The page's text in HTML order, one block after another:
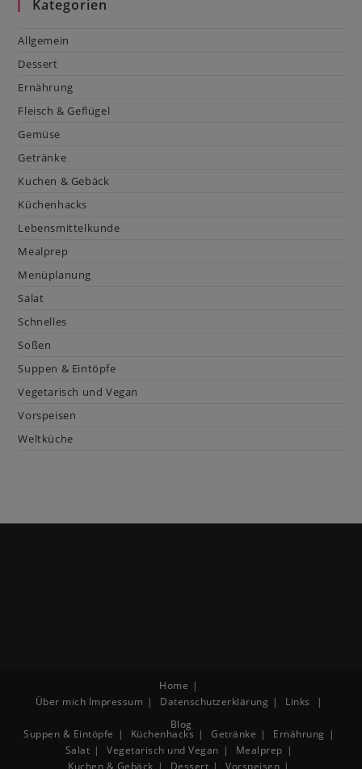
Kategorien
Allgemein
Dessert
Ernährung
Fleisch & Geflügel
Gemüse
Getränke
Kuchen & Gebäck
Küchenhacks
Lebensmittelkunde
Mealprep
Menüplanung
Salat
Schnelles
Soßen
Suppen & Eintöpfe
Vegetarisch und Vegan
Vorspeisen
Weltküche
Home
Über mich Impressum Datenschutzerklärung
Links
Blog
Suppen & Eintöpfe Küchenhacks Getränke
Ernährung
Salat
Vegetarisch und Vegan
Mealprep